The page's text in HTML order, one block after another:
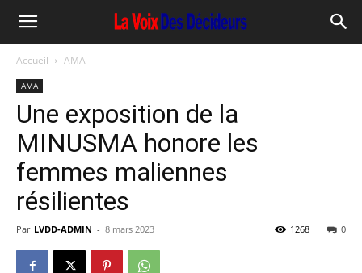
Accueil AMA
AMA
Une exposition de la
MINUSMA honore les
femmes maliennes
résilientes
Par LVDD-ADMIN - 8 mars 2023 0
1268